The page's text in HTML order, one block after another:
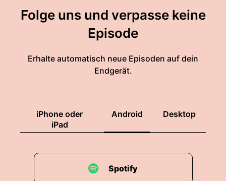
Folge uns und verpasse keine
Episode
Erhalte automatisch neue Episoden auf dein
Endgerät.
iPhone oder
iPad
Android Desktop
Spotify